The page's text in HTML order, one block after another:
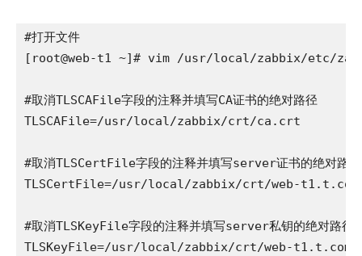
#打开文件
[root@web-t1 ~]# vim /usr/local/zabbix/etc/
#取消TLSCAFile字段的注释并填写CA证书的绝对路径
TLSCAFile=/usr/local/zabbix/crt/ca.crt
#取消TLSCertFile字段的注释并填写server证书的绝对路径
TLSCertFile=/usr/local/zabbix/crt/web-
#取消TLSKeyFile字段的注释并填写server私钥的绝对路径
TLSKeyFile=/usr/local/zabbix/crt/web-